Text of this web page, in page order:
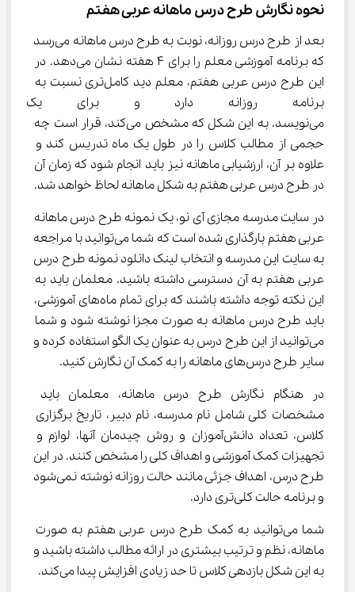
نحوه نگارش طرح درس ماهانه عربی هفتم
بعد از طرح درس روزانه، نوبت به طرح درس ماهانه می‌رسد
که برنامه آموزشی معلم را برای ۴ هفته نشان می‌دهد. در
این طرح درس عربی هفتم، معلم دید کامل‌تری نسبت به
برنامه روزانه دارد و برای یک
می‌نویسد. به این شکل که مشخص می‌کند، قرار است چه
حجمی از مطالب کلاس را در طول یک ماه تدریس کند و
علاوه بر آن، ارزشیابی ماهانه نیز باید انجام شود که زمان آن
در طرح درس عربی هفتم به شکل ماهانه لحاظ خواهد شد.
در سایت مدرسه مجازی آی نو، یک نمونه طرح درس ماهانه
عربی هفتم بارگذاری شده است که شما می‌توانید با مراجعه
به سایت این مدرسه و انتخاب لینک دانلود نمونه طرح درس
عربی هفتم به آن دسترسی داشته باشید. معلمان باید به
این نکته توجه داشته باشند که برای تمام ماه‌های آموزشی،
باید طرح درس ماهانه به صورت مجزا نوشته شود و شما
می‌توانید از این طرح درس به عنوان یک الگو استفاده کرده و
سایر طرح درس‌های ماهانه را به کمک آن نگارش کنید.
در هنگام نگارش طرح درس ماهانه، معلمان باید
مشخصات کلی شامل نام مدرسه، نام دبیر، تاریخ برگزاری
کلاس، تعداد دانش‌آموزان و روش چیدمان آنها، لوازم و
تجهیزات کمک آموزشی و اهداف کلی را مشخص کنند. در این
طرح درس، اهداف جزئی مانند حالت روزانه نوشته نمی‌شود
و برنامه حالت کلی‌تری دارد.
شما می‌توانید به کمک طرح درس عربی هفتم به صورت
ماهانه، نظم و ترتیب بیشتری در ارائه مطالب داشته باشید و
به این شکل بازدهی کلاس تا حد زیادی افزایش پیدا می‌کند.